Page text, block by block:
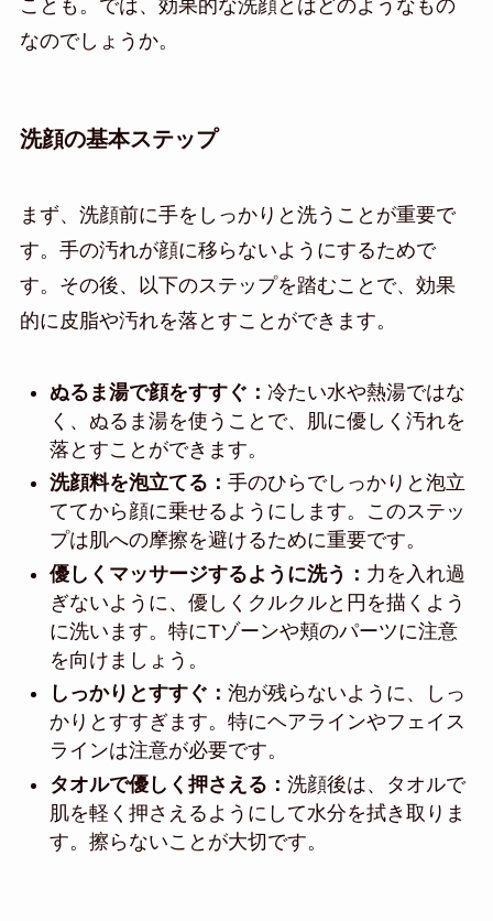
ことも。では、効果的な洗顔とはどのようなもの
なのでしょうか。
洗顔の基本ステップ
まず、洗顔前に手をしっかりと洗うことが重要で
す。手の汚れが顔に移らないようにするためで
す。その後、以下のステップを踏むことで、効果
的に皮脂や汚れを落とすことができます。
ぬるま湯で顔をすすぐ： 冷たい水や熱湯ではな
く、ぬるま湯を使うことで、肌に優しく汚れを
落とすことができます。
洗顔料を泡立てる： 手のひらでしっかりと泡立
ててから顔に乗せるようにします。このステッ
プは肌への摩擦を避けるために重要です。
優しくマッサージするように洗う： 力を入れ過
ぎないように、優しくクルクルと円を描くよう
に洗います。特にTゾーンや頬のパーツに注意
を向けましょう。
しっかりとすすぐ： 泡が残らないように、しっ
かりとすすぎます。特にヘアラインやフェイス
ラインは注意が必要です。
タオルで優しく押さえる： 洗顔後は、タオルで
肌を軽く押さえるようにして水分を拭き取りま
す。擦らないことが大切です。